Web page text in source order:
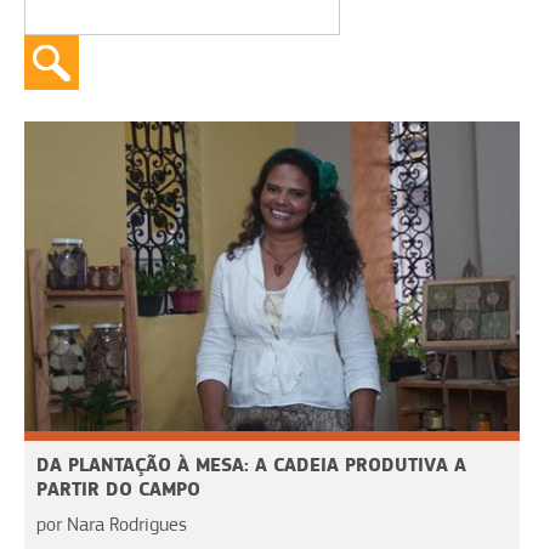
DA PLANTAÇÃO À MESA: A CADEIA PRODUTIVA A
PARTIR DO CAMPO
por Nara Rodrigues